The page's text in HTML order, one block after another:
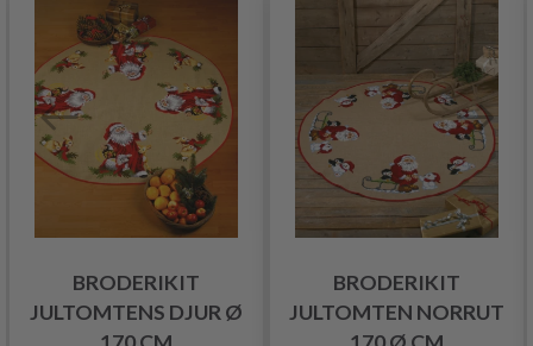
BRODERIKIT
JULTOMTENS DJUR Ø
BRODERIKIT
JULTOMTEN NORRUT